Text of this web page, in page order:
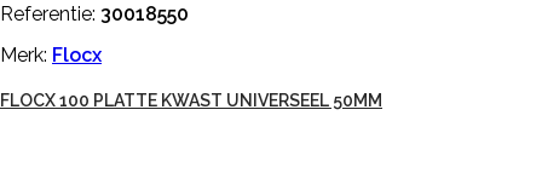
Referentie: 30018550
Merk: Flocx
FLOCX 100 PLATTE KWAST UNIVERSEEL 50MM